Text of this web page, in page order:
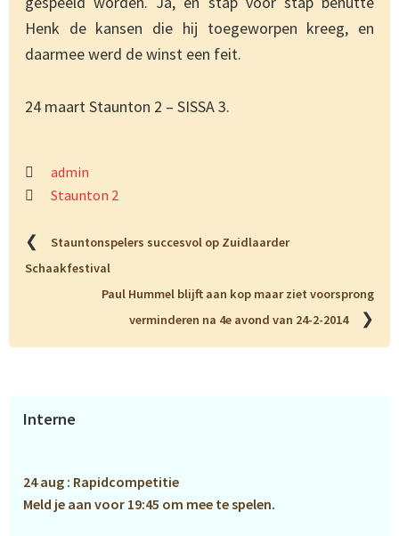
Henk de kansen die hij toegeworpen kreeg, en
daarmee werd de winst een feit.
24 maart Staunton 2 – SISSA 3.
admin
Staunton 2
❮
Stauntonspelers succesvol op Zuidlaarder
Schaakfestival
Paul Hummel blijft aan kop maar ziet voorsprong
verminderen na 4e avond van 24-2-2014
❯
Primaire
Interne
24 aug : Rapidcompetitie
Meld je aan voor 19:45 om mee te spelen.